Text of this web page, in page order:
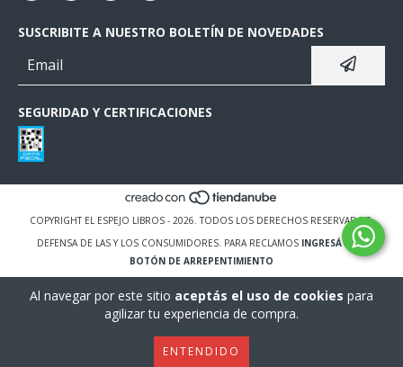
Al navegar por este sitio aceptás el uso de cookies para
agilizar tu experiencia de compra.
ENTENDIDO
SUSCRIBITE A NUESTRO BOLETÍN DE NOVEDADES
SEGURIDAD Y CERTIFICACIONES
COPYRIGHT EL ESPEJO LIBROS - 2026. TODOS LOS DERECHOS RESERVADOS.
DEFENSA DE LAS Y LOS CONSUMIDORES. PARA RECLAMOS INGRESÁ ACÁ.
BOTÓN DE ARREPENTIMIENTO